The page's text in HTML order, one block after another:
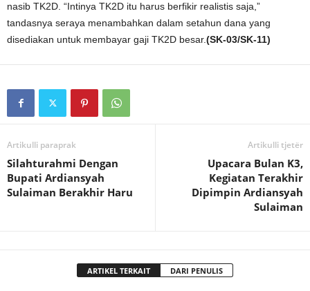
nasib TK2D. “Intinya TK2D itu harus berfikir realistis saja,”
tandasnya seraya menambahkan dalam setahun dana yang
disediakan untuk membayar gaji TK2D besar.(SK-03/SK-11)
Artikulli paraprak
Silahturahmi Dengan
Bupati Ardiansyah
Sulaiman Berakhir Haru
Artikulli tjetër
Upacara Bulan K3,
Kegiatan Terakhir
Dipimpin Ardiansyah
Sulaiman
ARTIKEL TERKAIT DARI PENULIS